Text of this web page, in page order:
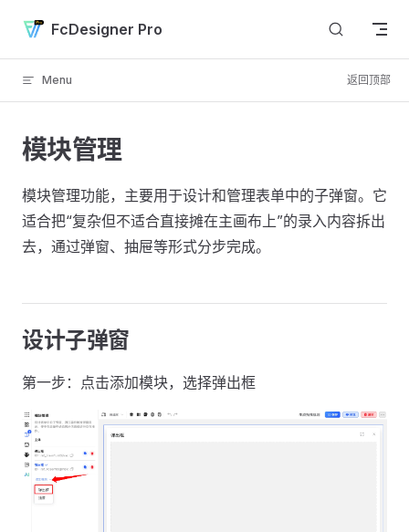
Skip to content
FcDesigner Pro
Menu 返回顶部
模块管理
模块管理功能，主要用于设计和管理表单中的子弹窗。它
适合把“复杂但不适合直接摊在主画布上”的录入内容拆出
去，通过弹窗、抽屉等形式分步完成。
设计子弹窗
第一步：点击添加模块，选择弹出框